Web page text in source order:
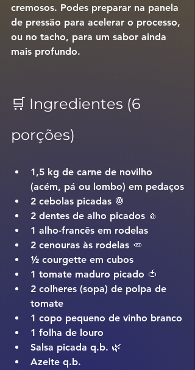
cremosos. Podes preparar na panela
de pressão para acelerar o processo,
ou no tacho, para um sabor ainda
mais profundo.
🛒 Ingredientes (6
porções)
1,5 kg de carne de novilho
(acém, pá ou lombo) em pedaços
2 cebolas picadas 🧅
2 dentes de alho picados 🧄
1 alho-francês em rodelas
2 cenouras às rodelas 🥕
½ courgette em cubos
1 tomate maduro picado 🍅
2 colheres (sopa) de polpa de
tomate
1 copo pequeno de vinho branco
1 folha de louro
Salsa picada q.b. 🌿
Azeite q.b.